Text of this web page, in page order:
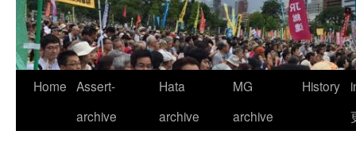
Home Assert-
archive
Hata
archive
MG
archive
History